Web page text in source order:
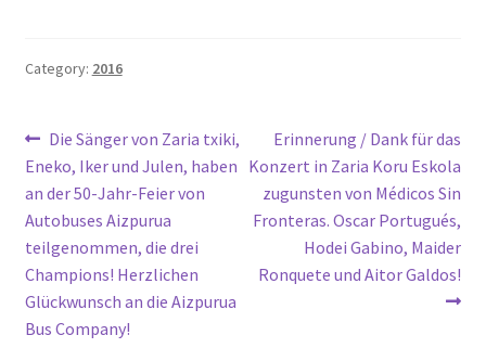
Category: 2016
Navegación
de
entradas
Previous
post:
Die Sänger von Zaria txiki,
Eneko, Iker und Julen, haben
an der 50-Jahr-Feier von
Autobuses Aizpurua
teilgenommen, die drei
Champions! Herzlichen
Glückwunsch an die Aizpurua
Bus Company!
Next
post:
Erinnerung / Dank für das
Konzert in Zaria Koru Eskola
zugunsten von Médicos Sin
Fronteras. Oscar Portugués,
Hodei Gabino, Maider
Ronquete und Aitor Galdos!